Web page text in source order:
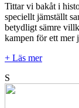
Tittar vi bakåt i
speciellt jämställt
betydligt sämre
kampen för ett mer
+ Läs mer
S